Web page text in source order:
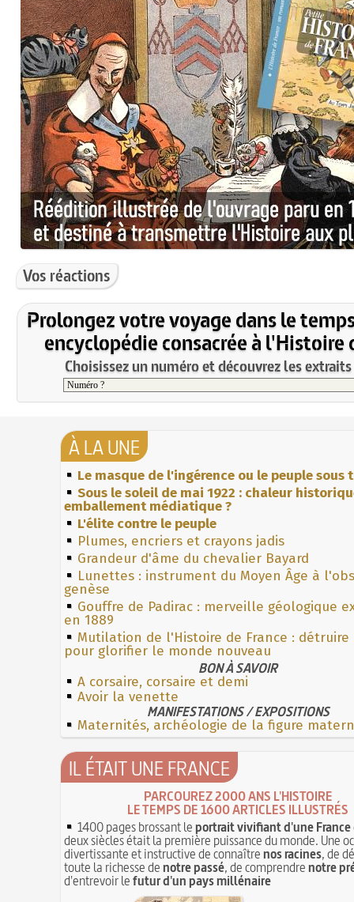
Vos réactions
Prolongez votre voyage dans le
encyclopédie consacrée à l'Histoire
Choisissez un numéro et découvrez les
À LA UNE
Le masque de l'ingérence ou le peuple sous
Sous le soleil de mai 1922 : chaleur
emballement médiatique ?
L'élite contre le peuple
Plumes, encriers et crayons jadis
Grandeur d'âme du chevalier Bayard
Lunettes : instrument du Moyen Âge à
genèse
Gouffre de Padirac : merveille géologique
en 1889
Mutilation de l'Histoire de France : détruire
pour glorifier le monde nouveau
BON À SAVOIR
A corsaire, corsaire et demi
Avoir la venette
MANIFESTATIONS / EXPOSITIONS
Maternités, archéologie de la figure
IL ÉTAIT UNE FRANCE
PARCOUREZ 2000 ANS L'HISTOIRE
LE TEMPS DE 1600 ARTICLES ILLUSTRÉS
1400 pages brossant leportrait vivifiant d'une France
deux siècles était la première puissance du monde. Une
divertissante et instructive de connaîtrenos racines, de
toute la richesse denotre passé, de comprendrenotre
d'entrevoir lefutur d'un pays millénaire